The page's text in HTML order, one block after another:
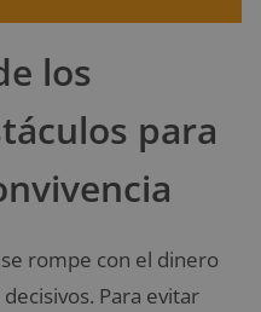
los
para
rompe con el dinero
Para evitar